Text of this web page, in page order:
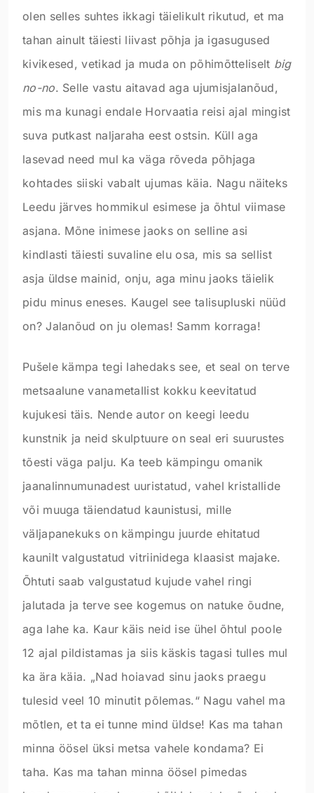
olen selles suhtes ikkagi täielikult rikutud, et ma
tahan ainult täiesti liivast põhja ja igasugused
kivikesed, vetikad ja muda on põhimõtteliselt big
no-no. Selle vastu aitavad aga ujumisjalanõud,
mis ma kunagi endale Horvaatia reisi ajal mingist
suva putkast naljaraha eest ostsin. Küll aga
lasevad need mul ka väga rõveda põhjaga
kohtades siiski vabalt ujumas käia. Nagu näiteks
Leedu järves hommikul esimese ja õhtul viimase
asjana. Mõne inimese jaoks on selline asi
kindlasti täiesti suvaline elu osa, mis sa sellist
asja üldse mainid, onju, aga minu jaoks täielik
pidu minus eneses. Kaugel see talisupluski nüüd
on? Jalanõud on ju olemas! Samm korraga!
Pušele kämpa tegi lahedaks see, et seal on terve
metsaalune vanametallist kokku keevitatud
kujukesi täis. Nende autor on keegi leedu
kunstnik ja neid skulptuure on seal eri suurustes
tõesti väga palju. Ka teeb kämpingu omanik
jaanalinnumunadest uuristatud, vahel kristallide
või muuga täiendatud kaunistusi, mille
väljapanekuks on kämpingu juurde ehitatud
kaunilt valgustatud vitriinidega klaasist majake.
Õhtuti saab valgustatud kujude vahel ringi
jalutada ja terve see kogemus on natuke õudne,
aga lahe ka. Kaur käis neid ise ühel õhtul poole
12 ajal pildistamas ja siis käskis tagasi tulles mul
ka ära käia. „Nad hoiavad sinu jaoks praegu
tulesid veel 10 minutit põlemas.“ Nagu vahel ma
mõtlen, et ta ei tunne mind üldse! Kas ma tahan
minna öösel üksi metsa vahele kondama? Ei
taha. Kas ma tahan minna öösel pimedas